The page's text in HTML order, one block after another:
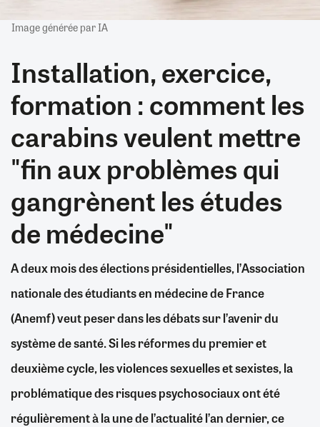
Image générée par IA
Installation, exercice,
formation : comment les
carabins veulent mettre
"fin aux problèmes qui
gangrènent les études
de médecine"
A deux mois des élections présidentielles, l’Association
nationale des étudiants en médecine de France
(Anemf) veut peser dans les débats sur l’avenir du
système de santé. Si les réformes du premier et
deuxième cycle, les violences sexuelles et sexistes, la
problématique des risques psychosociaux ont été
régulièrement à la une de l’actualité l’an dernier, ce